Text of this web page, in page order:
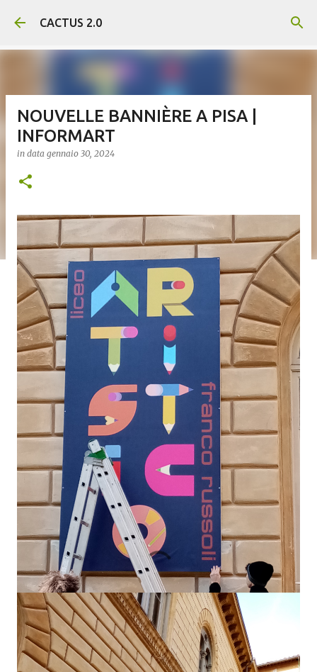
Passa ai contenuti principali
CACTUS 2.0
NOUVELLE BANNIÈRE A PISA |
INFORMART
in data gennaio 30, 2024